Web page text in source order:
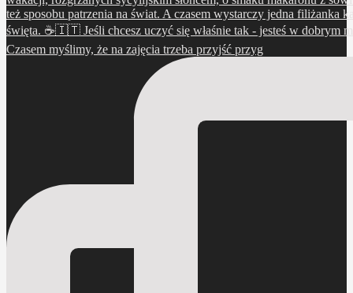
Czasem myślimy, że na zajęcia trzeba przyjść przyg